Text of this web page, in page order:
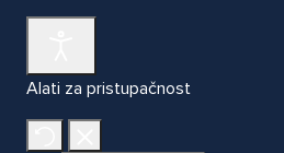
Alati za pristupačnost